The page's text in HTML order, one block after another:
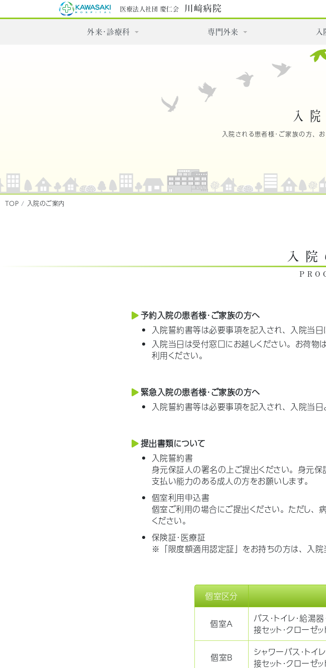
医療法人社団 慶仁会 川﨑病院
外来・診療科 専門外来 入
入
入院される患者様・ご家族の方、
TOP 入院のご案内
入院
予約入院の患者様・ご家族の方へ
入院誓約書等は必要事項を記入され、入院当日
入院当日は受付窓口にお越しください。お荷物
利用ください。
緊急入院の患者様・ご家族の方へ
入院誓約書等は必要事項を記入され、入院当日
提出書類について
入院誓約書
身元保証人の署名の上ご提出ください。身元
支払い能力のある成人の方をお願いします。
個室利用申込書
個室ご利用の場合にご提出ください。ただし、
ください。
保険証・医療証
※「限度額適用認定証」をお持ちの方は、入院
個室区分
個室A
バス・トイレ・給湯
接セット・クローゼッ
個室B
シャワーバス・トイ
接セット・クローゼッ